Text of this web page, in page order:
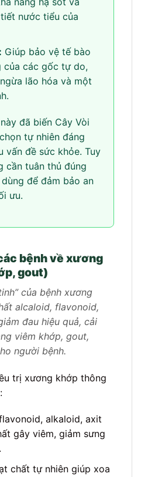
nước tiểu của
Giúp bảo vệ tế bào
của các gốc tự do,
lão hóa và một
đã biến Cây Vòi
tự nhiên đáng
vấn đề sức khỏe. Tuy
cần tuân thủ đúng
để đảm bảo an
ưu.
bệnh về xương
gout)
của bệnh xương
alcaloid, flavonoid,
đau hiệu quả, cải
viêm khớp, gout,
người bệnh.
trị xương khớp thông
alkaloid, axit
gây viêm, giảm sưng
chất tự nhiên giúp xoa